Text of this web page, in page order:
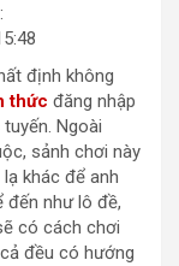
định không
thức đăng nhập
Ngoài
sảnh chơi này
khác để anh
đến như lô đề,
có cách chơi
đều có hướng